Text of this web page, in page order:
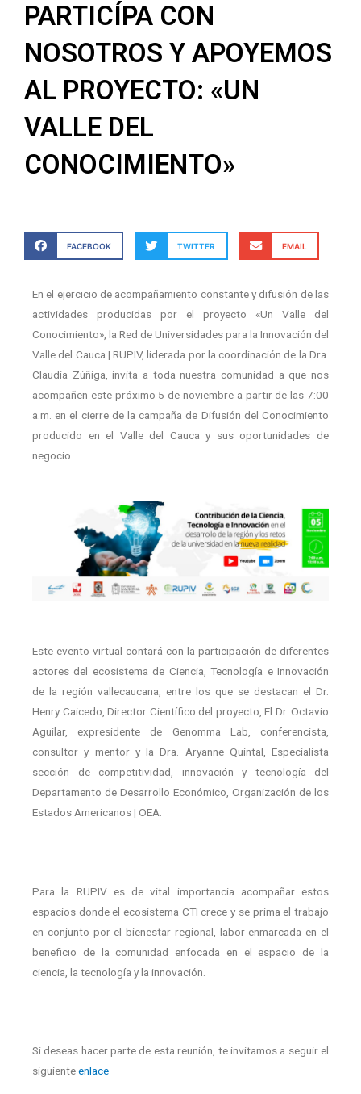
PARTICÍPA CON
NOSOTROS Y APOYEMOS
AL PROYECTO: «UN
VALLE DEL
CONOCIMIENTO»
FACEBOOK TWITTER EMAIL
En el ejercicio de acompañamiento constante y difusión de las
actividades producidas por el proyecto «Un Valle del
Conocimiento», la Red de Universidades para la Innovación del
Valle del Cauca | RUPIV, liderada por la coordinación de la Dra.
Claudia Zúñiga, invita a toda nuestra comunidad a que nos
acompañen este próximo 5 de noviembre a partir de las 7:00
a.m. en el cierre de la campaña de Difusión del Conocimiento
producido en el Valle del Cauca y sus oportunidades de
negocio.
Este evento virtual contará con la participación de diferentes
actores del ecosistema de Ciencia, Tecnología e Innovación
de la región vallecaucana, entre los que se destacan el Dr.
Henry Caicedo, Director Científico del proyecto, El Dr. Octavio
Aguilar, expresidente de Genomma Lab, conferencista,
consultor y mentor y la Dra. Aryanne Quintal, Especialista
sección de competitividad, innovación y tecnología del
Departamento de Desarrollo Económico, Organización de los
Estados Americanos | OEA.
Para la RUPIV es de vital importancia acompañar estos
espacios donde el ecosistema CTI crece y se prima el trabajo
en conjunto por el bienestar regional, labor enmarcada en el
beneficio de la comunidad enfocada en el espacio de la
ciencia, la tecnología y la innovación.
Si deseas hacer parte de esta reunión, te invitamos a seguir el
siguienteenlace